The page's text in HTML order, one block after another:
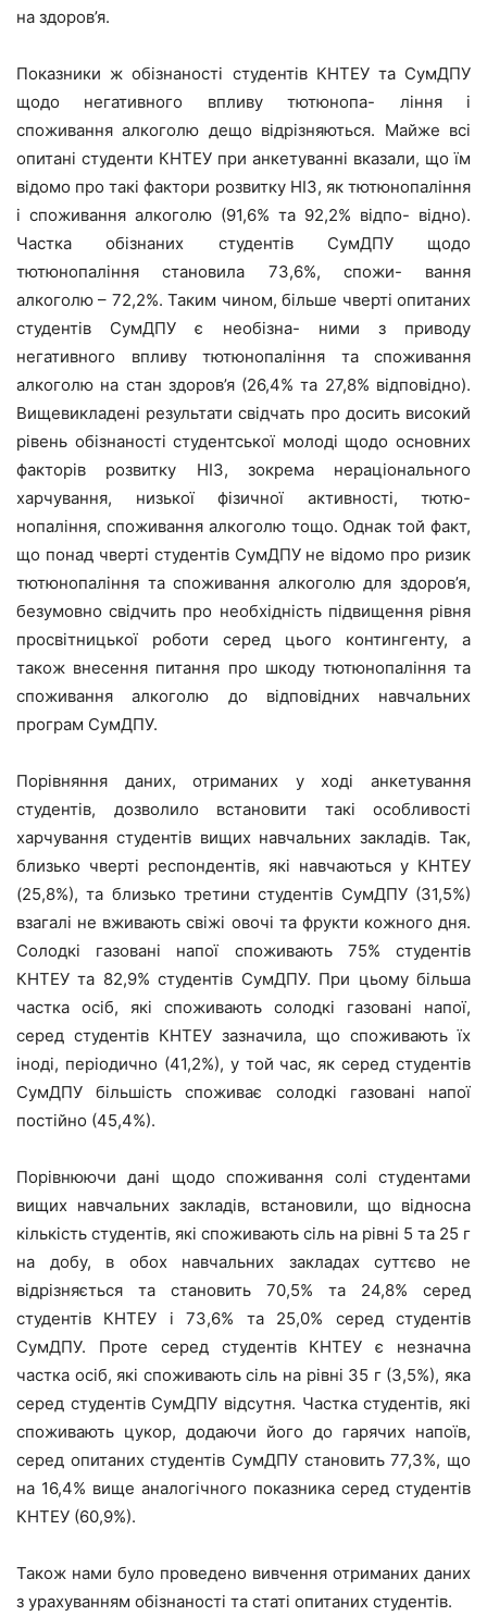
на здоров’я.
Показники ж обізнаності студентів КНТЕУ та СумДПУ
щодо негативного впливу тютюнопа- ління і
споживання алкоголю дещо відрізняються. Майже всі
опитані студенти КНТЕУ при анкетуванні вказали, що їм
відомо про такі фактори розвитку НІЗ, як тютюнопаління
і споживання алкоголю (91,6% та 92,2% відпо- відно).
Частка обізнаних студентів СумДПУ щодо
тютюнопаління становила 73,6%, спожи- вання
алкоголю – 72,2%. Таким чином, більше чверті опитаних
студентів СумДПУ є необізна- ними з приводу
негативного впливу тютюнопаління та споживання
алкоголю на стан здоров’я (26,4% та 27,8% відповідно).
Вищевикладені результати свідчать про досить високий
рівень обізнаності студентської молоді щодо основних
факторів розвитку НІЗ, зокрема нераціонального
харчування, низької фізичної активності, тютю-
нопаління, споживання алкоголю тощо. Однак той факт,
що понад чверті студентів СумДПУ не відомо про ризик
тютюнопаління та споживання алкоголю для здоров’я,
безумовно свідчить про необхідність підвищення рівня
просвітницької роботи серед цього контингенту, а
також внесення питання про шкоду тютюнопаління та
споживання алкоголю до відповідних навчальних
програм СумДПУ.
Порівняння даних, отриманих у ході анкетування
студентів, дозволило встановити такі особливості
харчування студентів вищих навчальних закладів. Так,
близько чверті респондентів, які навчаються у КНТЕУ
(25,8%), та близько третини студентів СумДПУ (31,5%)
взагалі не вживають свіжі овочі та фрукти кожного дня.
Солодкі газовані напої споживають 75% студентів
КНТЕУ та 82,9% студентів СумДПУ. При цьому більша
частка осіб, які споживають солодкі газовані напої,
серед студентів КНТЕУ зазначила, що споживають їх
іноді, періодично (41,2%), у той час, як серед студентів
СумДПУ більшість споживає солодкі газовані напої
постійно (45,4%).
Порівнюючи дані щодо споживання солі студентами
вищих навчальних закладів, встановили, що відносна
кількість студентів, які споживають сіль на рівні 5 та 25 г
на добу, в обох навчальних закладах суттєво не
відрізняється та становить 70,5% та 24,8% серед
студентів КНТЕУ і 73,6% та 25,0% серед студентів
СумДПУ. Проте серед студентів КНТЕУ є незначна
частка осіб, які споживають сіль на рівні 35 г (3,5%), яка
серед студентів СумДПУ відсутня. Частка студентів, які
споживають цукор, додаючи його до гарячих напоїв,
серед опитаних студентів СумДПУ становить 77,3%, що
на 16,4% вище аналогічного показника серед студентів
КНТЕУ (60,9%).
Також нами було проведено вивчення отриманих даних
з урахуванням обізнаності та статі опитаних студентів.